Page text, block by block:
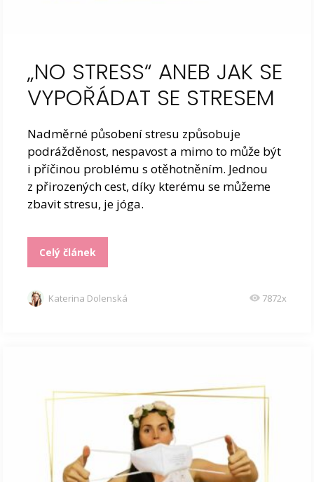
„NO STRESS“ ANEB JAK SE
VYPOŘÁDAT SE STRESEM
Nadměrné působení stresu způsobuje
podrážděnost, nespavost a mimo to může být
i příčinou problému s otěhotněním. Jednou
z přirozených cest, díky kterému se můžeme
zbavit stresu, je jóga.
Celý článek
Katerina Dolenská 7872x